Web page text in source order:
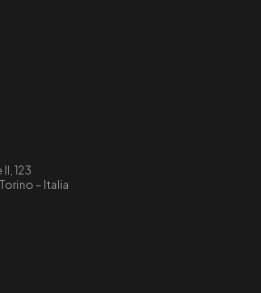
123
– Italia